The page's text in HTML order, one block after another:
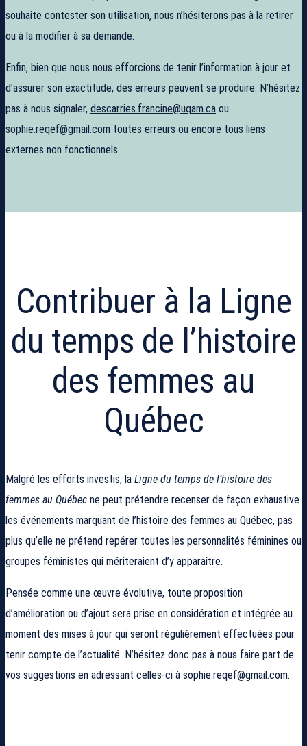
souhaite contester son utilisation, nous n’hésiterons pas à la retirer
ou à la modifier à sa demande.
Enfin, bien que nous nous efforcions de tenir l’information à jour et
d’assurer son exactitude, des erreurs peuvent se produire. N’hésitez
pas à nous signaler, descarries.francine@uqam.ca ou
sophie.reqef@gmail.com toutes erreurs ou encore tous liens
externes non fonctionnels.
Contribuer à la Ligne
du temps de l’histoire
des femmes au
Québec
Malgré les efforts investis, la Ligne du temps de l’histoire des
femmes au Québec ne peut prétendre recenser de façon exhaustive
les événements marquant de l’histoire des femmes au Québec, pas
plus qu’elle ne prétend repérer toutes les personnalités féminines ou
groupes féministes qui mériteraient d’y apparaître.
Pensée comme une œuvre évolutive, toute proposition
d’amélioration ou d’ajout sera prise en considération et intégrée au
moment des mises à jour qui seront régulièrement effectuées pour
tenir compte de l’actualité. N’hésitez donc pas à nous faire part de
vos suggestions en adressant celles-ci à sophie.reqef@gmail.com.